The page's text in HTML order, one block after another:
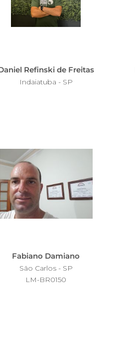
Refinski de Freitas
Indaiatuba - SP
Fabiano Damiano
São Carlos - SP
LM-BR0150